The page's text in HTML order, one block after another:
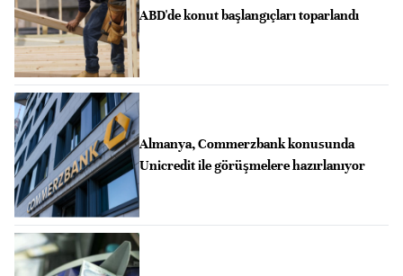
ABD'de konut başlangıçları toparlandı
Almanya, Commerzbank konusunda
Unicredit ile görüşmelere hazırlanıyor